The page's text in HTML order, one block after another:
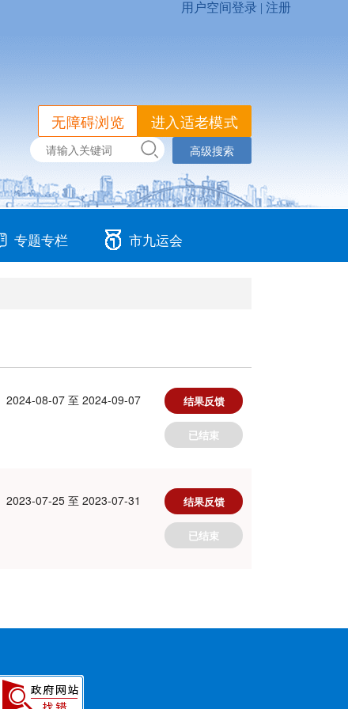
无障碍浏览 进入适老模式
高级搜索
专题专栏 市九运会
2024-08-07 至 2024-09-07 结果反馈
已结束
2023-07-25 至 2023-07-31 结果反馈
已结束